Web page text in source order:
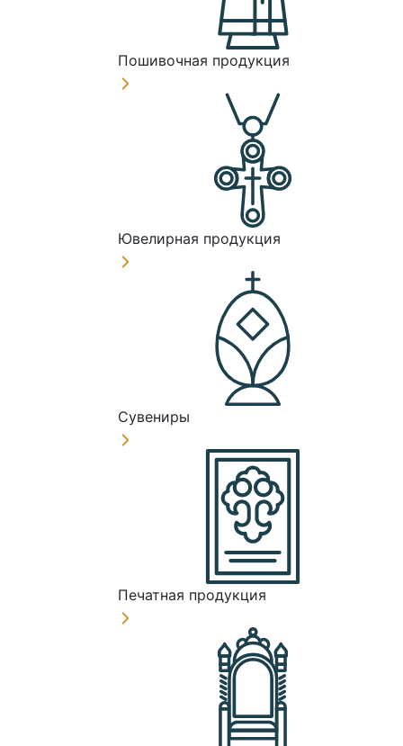
Пошивочная продукция
Ювелирная продукция
Сувениры
Печатная продукция